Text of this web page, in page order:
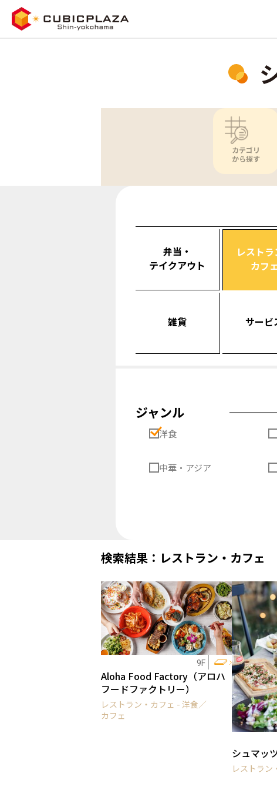
カテゴリ
から探す
弁当・
テイクアウト
レストラ
カフェ
雑貨 サービ
ジャンル
洋食
中華・アジア
検索結果：レストラン・カフェ
9F
Aloha Food Factory（アロハ
フードファクトリー）
レストラン・カフェ - 洋食／
カフェ
シュマッ
レストラン